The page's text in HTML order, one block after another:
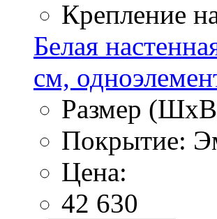
Крепление
Белая
см,
Размер
Покрытие:
Цена:
42 630